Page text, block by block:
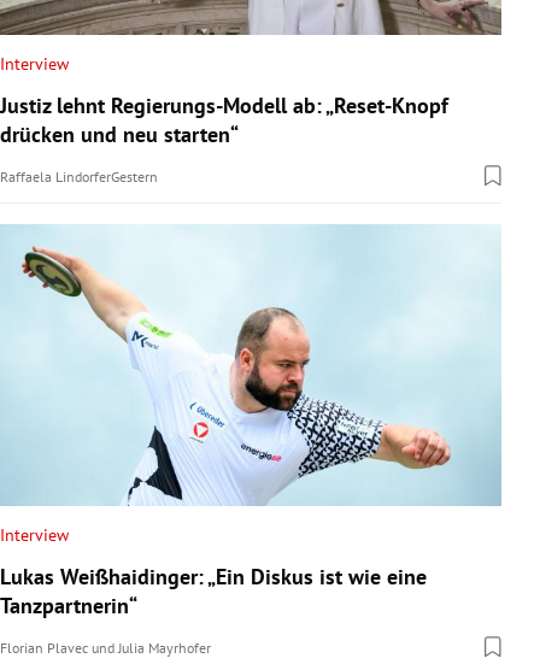
Interview
Justiz lehnt Regierungs-Modell ab: „Reset-Knopf
drücken und neu starten“
Raffaela LindorferGestern
Interview
Lukas Weißhaidinger: „Ein Diskus ist wie eine
Tanzpartnerin“
Florian Plavec und Julia Mayrhofer